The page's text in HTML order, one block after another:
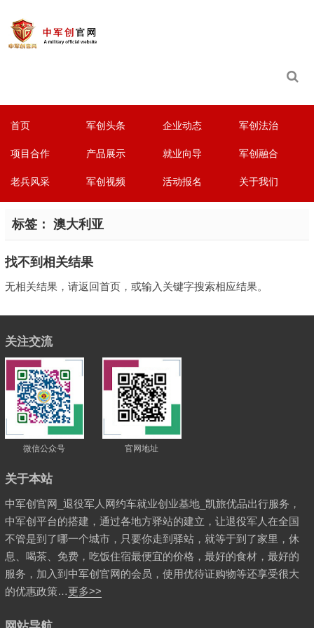
首页 军创头条 企业动态 军创法治
项目合作 产品展示 就业向导 军创融合
老兵风采 军创视频 活动报名 关于我们
标签： 澳大利亚
找不到相关结果
无相关结果，请返回首页，或输入关键字搜索相应结果。
关注交流
微信公众号 官网地址
关于本站
中军创官网_退役军人网约车就业创业基地_凯旅优品出行服务，
中军创平台的搭建，通过各地方驿站的建立，让退役军人在全国
不管是到了哪一个城市，只要你走到驿站，就等于到了家里，休
息、喝茶、免费，吃饭住宿最便宜的价格，最好的食材，最好的
服务，加入到中军创官网的会员，使用优待证购物等还享受很大
的优惠政策…更多>>